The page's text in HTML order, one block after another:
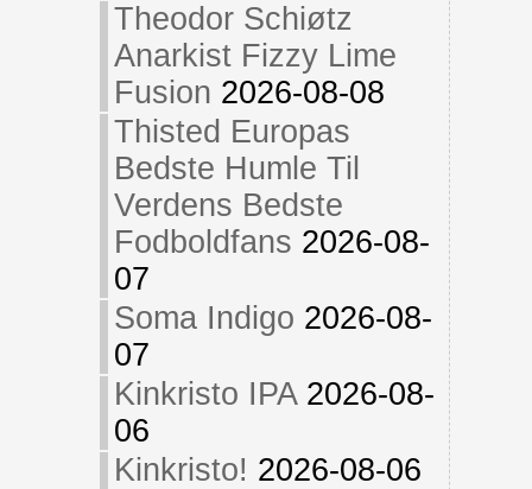
Theodor Schiøtz
Anarkist Fizzy Lime
Fusion 2026-08-08
Thisted Europas
Bedste Humle Til
Verdens Bedste
Fodboldfans 2026-08-
07
Soma Indigo 2026-08-
07
Kinkristo IPA 2026-08-
06
Kinkristo! 2026-08-06